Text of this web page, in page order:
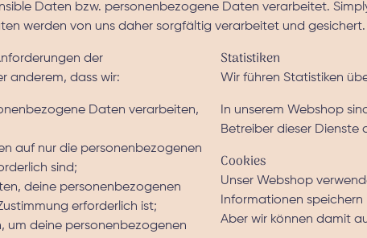
Daten bzw. personenbezogene Daten verarbeitet.
werden von uns daher sorgfältig verarbeitet und gesichert.
der
anderem, dass wir:
Daten verarbeiten,
auf nur die personenbezogenen
sind;
deine personenbezogenen
erforderlich ist;
um deine personenbezogenen
Statistiken
Wir führen Statistiken
In unserem Webshop
Betreiber dieser
Cookies
Unser Webshop
Informationen
Aber wir können damit